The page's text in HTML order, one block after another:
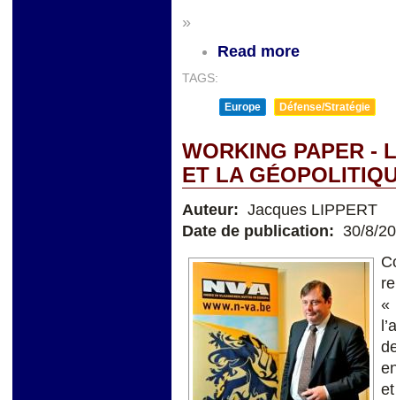
»
Read more
TAGS:
Europe Défense/Stratégie
WORKING PAPER -
ET LA
Auteur: Jacques LIPPERT
Date de publication: 30/8/
«